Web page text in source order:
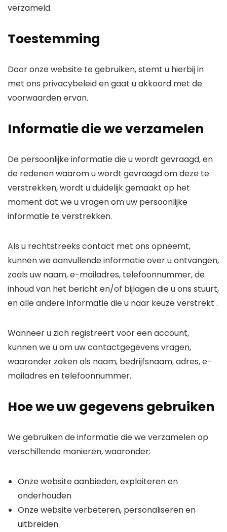
verzameld.
Toestemming
Door onze website te gebruiken, stemt u hierbij in
met ons privacybeleid en gaat u akkoord met de
voorwaarden ervan.
Informatie die we verzamelen
De persoonlijke informatie die u wordt gevraagd, en
de redenen waarom u wordt gevraagd om deze te
verstrekken, wordt u duidelijk gemaakt op het
moment dat we u vragen om uw persoonlijke
informatie te verstrekken.
Als u rechtstreeks contact met ons opneemt,
kunnen we aanvullende informatie over u ontvangen,
zoals uw naam, e-mailadres, telefoonnummer, de
inhoud van het bericht en/of bijlagen die u ons stuurt,
en alle andere informatie die u naar keuze verstrekt .
Wanneer u zich registreert voor een account,
kunnen we u om uw contactgegevens vragen,
waaronder zaken als naam, bedrijfsnaam, adres, e-
mailadres en telefoonnummer.
Hoe we uw gegevens gebruiken
We gebruiken de informatie die we verzamelen op
verschillende manieren, waaronder:
Onze website aanbieden, exploiteren en
onderhouden
Onze website verbeteren, personaliseren en
uitbreiden